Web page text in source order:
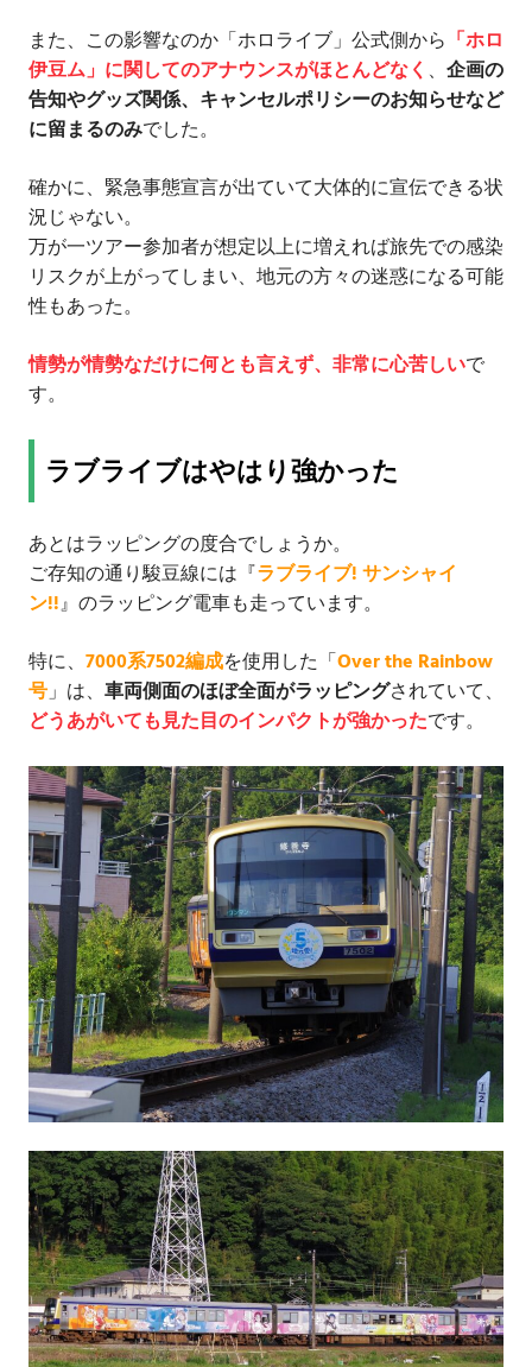
また、この影響なのか「ホロライブ」公式側から 「ホロ
伊豆ム」に関してのアナウンスがほとんどなく 、 企画の
告知やグッズ関係、キャンセルポリシーのお知らせなど
に留まるのみでした。
確かに、緊急事態宣言が出ていて大体的に宣伝できる状
況じゃない。
万が一ツアー参加者が想定以上に増えれば旅先での感染
リスクが上がってしまい、地元の方々の迷惑になる可能
性もあった。
情勢が情勢なだけに何とも言えず、非常に心苦しいで
す。
ラブライブはやはり強かった
あとはラッピングの度合でしょうか。
ご存知の通り駿豆線には『ラブライブ! サンシャイ
ン!!』のラッピング電車も走っています。
特に、 7000系7502編成を使用した「Over the Rainbow
号」は、 車両側面のほぼ全面がラッピングされていて、
どうあがいても見た目のインパクトが強かったです。